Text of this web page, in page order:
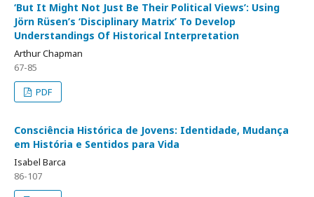
‘But It Might Not Just Be Their Political Views’: Using
Jörn Rüsen’s ‘Disciplinary Matrix’ To Develop
Understandings Of Historical Interpretation
Arthur Chapman
67-85
PDF
Consciência Histórica de Jovens: Identidade, Mudança
em História e Sentidos para Vida
Isabel Barca
86-107